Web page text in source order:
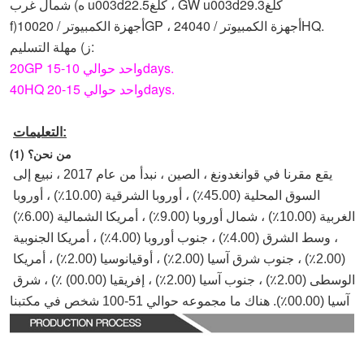
ه) شمال غرب u003d22.5 كلغ ، GW u003d29.3كلغ
f)100 أجهزة الكمبيوتر / 20GP ، 240
أجهزة الكمبيوتر / 40HQ.
ز) مهلة التسليم:
20GP واحد حوالي 10-15days.
40HQ واحد حوالي 15-20days.
التعليمات:
(1) من نحن؟